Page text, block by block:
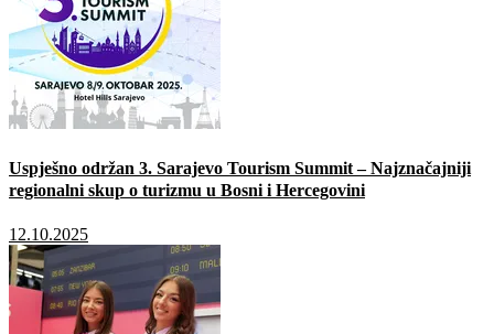
Uspješno održan 3. Sarajevo Tourism Summit – Najznačajniji
regionalni skup o turizmu u Bosni i Hercegovini
12.10.2025